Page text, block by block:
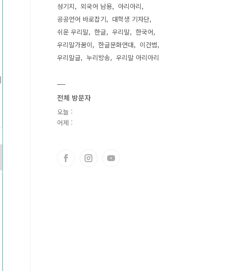
성기지 외국어 남용
아리아리
공공언어 바로잡기
대학생 기자단
쉬운 우리말
한글 우리말
한국어
우리말가꿈이
한글문화연대
이건범
우리말글
누리방송 우리말 아리아리
전체 방문자
오늘 :
어제 :